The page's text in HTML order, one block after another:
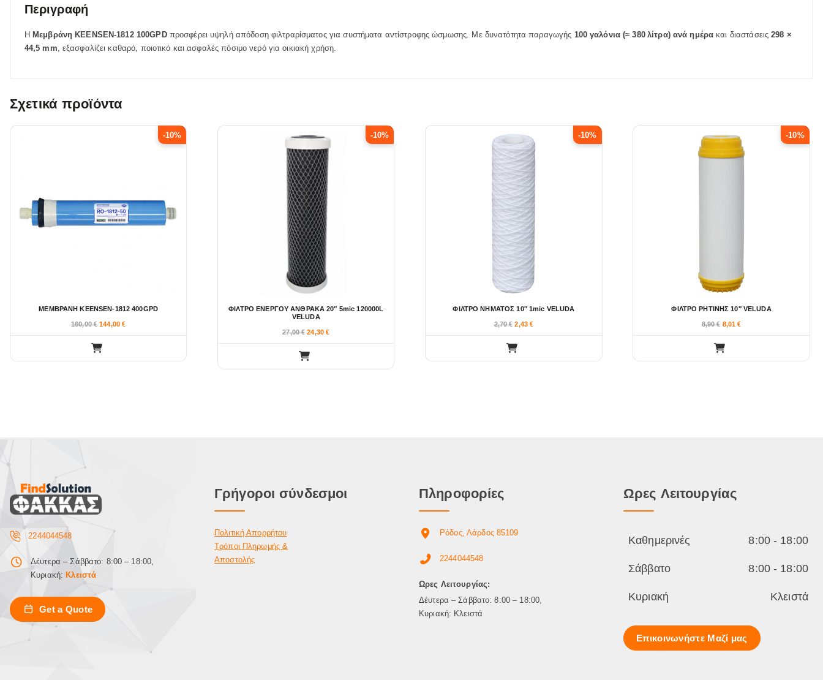
Περιγραφή
Η Μεμβράνη KEENSEN‑1812 100GPDπροσφέρει υψηλή απόδοση φιλτραρίσματος για συστήματα αντίστροφης ώσμωσης. Με δυνατότητα παραγωγής 100 γαλόνια (≈ 380 λίτρα) ανά ημέρα και διαστάσεις298 ×
44,5 mm, εξασφαλίζει καθαρό, ποιοτικό και ασφαλές πόσιμο νερό για οικιακή χρήση.
Σχετικά προϊόντα
-10%
ΜΕΜΒΡΑΝΗ KEENSEN-1812 400GPD
160,00€ 144,00€
-10%
ΦΙΛΤΡΟ ΕΝΕΡΓΟΥ ΑΝΘΡΑΚΑ 20″ 5mic 120000L
VELUDA
27,00€ 24,30€
-10%
ΦΙΛΤΡΟ ΝΗΜΑΤΟΣ 10″ 1mic VELUDA
2,70€ 2,43€
-10%
ΦΙΛΤΡΟ ΡΗΤΙΝΗΣ 10″ VELUDA
8,90€ 8,01€
2244044548
Δέυτερα – Σάββατο: 8:00 – 18:00,
Κυριακή: Κλειστά
Get a Quote
Γρήγοροι σύνδεσμοι
Πολιτική Απορρήτου
Τρόποι Πληρωμής &
Αποστολής
Πληροφορίες
Ρόδος, Λάρδος 85109
2244044548
Ωρες Λειτουργίας:
Δέυτερα – Σάββατο: 8:00 – 18:00,
Κυριακή: Κλειστά
Ωρες Λειτουργίας
Καθημερινές 8:00 - 18:00
Σάββατο 8:00 - 18:00
Κυριακή Κλειστά
Επικοινωνήστε Μαζί μας